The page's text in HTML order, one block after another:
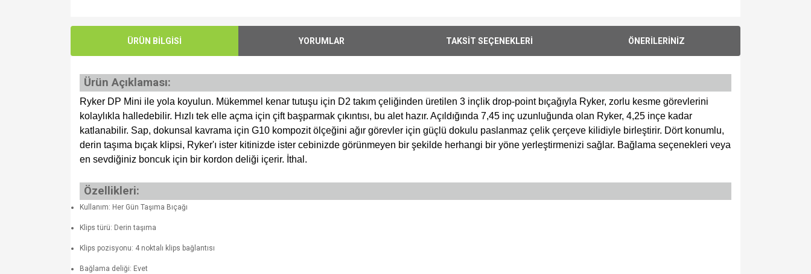
ÜRÜN BİLGİSİ YORUMLAR TAKSİT SEÇENEKLERİ ÖNERİLERİNİZ
Ürün Açıklaması:
Ryker DP Mini ile yola koyulun. Mükemmel kenar tutuşu için D2 takım çeliğinden üretilen 3 inçlik drop-point bıçağıyla Ryker, zorlu kesme görevlerini
kolaylıkla halledebilir. Hızlı tek elle açma için çift başparmak çıkıntısı, bu alet hazır. Açıldığında 7,45 inç uzunluğunda olan Ryker, 4,25 inçe kadar
katlanabilir. Sap, dokunsal kavrama için G10 kompozit ölçeğini ağır görevler için güçlü dokulu paslanmaz çelik çerçeve kilidiyle birleştirir. Dört konumlu,
derin taşıma bıçak klipsi, Ryker'ı ister kitinizde ister cebinizde görünmeyen bir şekilde herhangi bir yöne yerleştirmenizi sağlar. Bağlama seçenekleri veya
en sevdiğiniz boncuk için bir kordon deliği içerir. İthal.
Özellikleri:
Kullanım: Her Gün Taşıma Bıçağı
Klips türü: Derin taşıma
Klips pozisyonu: 4 noktalı klips bağlantısı
Bağlama deliği: Evet